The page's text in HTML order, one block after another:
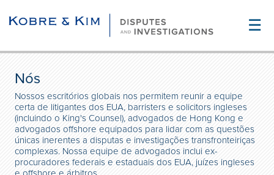
☰
Nós
Nossos escritórios globais nos permitem reunir a equipe
certa de litigantes dos EUA, barristers e solicitors ingleses
(incluindo o King's Counsel), advogados de Hong Kong e
advogados offshore equipados para lidar com as questões
únicas inerentes a disputas e investigações transfronteiriças
complexas. Nossa equipe de advogados inclui ex-
procuradores federais e estaduais dos EUA, juízes ingleses